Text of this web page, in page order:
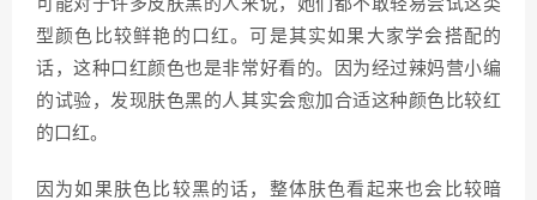
可能对于许多皮肤黑的人来说，她们都不敢轻易尝试这类
型颜色比较鲜艳的口红。可是其实如果大家学会搭配的
话，这种口红颜色也是非常好看的。因为经过辣妈营小编
的试验，发现肤色黑的人其实会愈加合适这种颜色比较红
的口红。
因为如果肤色比较黑的话，整体肤色看起来也会比较暗